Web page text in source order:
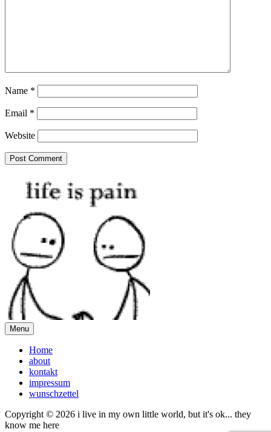
Name *
Email *
Website
Menu
Home
about
kontakt
impressum
wunschzettel
Copyright © 2026 i live in my own little world, but it's ok... they
know me here